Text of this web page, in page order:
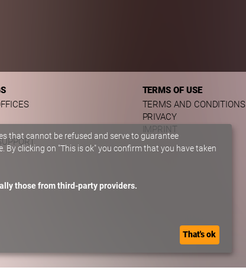
TERMS OF USE
TERMS AND CONDITIONS
PRIVACY
IMPRINT
that cannot be refused and serve to guarantee
clicking on "This is ok" you confirm that you have taken
those from third-party providers.
That's ok